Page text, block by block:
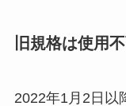
旧規格は使用
2022年1月2日以